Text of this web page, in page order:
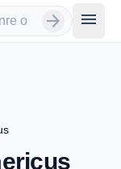
arrow_forward menu